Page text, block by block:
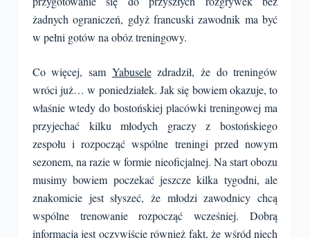
żadnych ograniczeń, gdyż francuski zawodnik ma być
w pełni gotów na obóz treningowy.
Co więcej, sam Yabuselezdradził, że do treningów
wróci już… w poniedziałek. Jak się bowiem okazuje, to
właśnie wtedy do bostońskiej placówki treningowej ma
przyjechać kilku młodych graczy z bostońskiego
zespołu i rozpocząć wspólne treningi przed nowym
sezonem, na razie w formie nieoficjalnej. Na start obozu
musimy bowiem poczekać jeszcze kilka tygodni, ale
znakomicie jest słyszeć, że młodzi zawodnicy chcą
wspólne trenowanie rozpocząć wcześniej. Dobrą
informacją jest oczywiście również fakt, że wśród niech